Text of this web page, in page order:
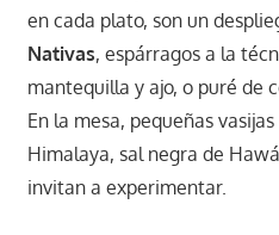
en cada plato, son un
Nativas, espárragos a la
mantequilla y ajo, o puré de
En la mesa, pequeñas
Himalaya, sal negra de
invitan a experimentar.